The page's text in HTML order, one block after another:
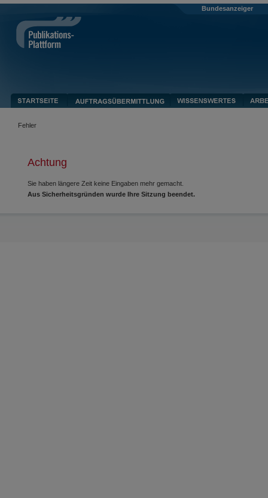
Bundesanzeiger
Fehler
Achtung
Sie haben längere Zeit keine Eingaben mehr gemacht.
Aus Sicherheitsgründen wurde Ihre Sitzung beendet.